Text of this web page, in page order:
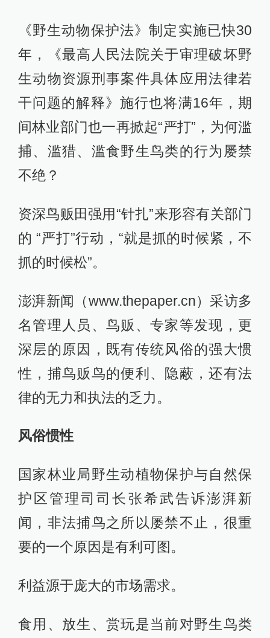
《野生动物保护法》制定实施已快30
年，《最高人民法院关于审理破坏野
生动物资源刑事案件具体应用法律若
干问题的解释》施行也将满16年，期
间林业部门也一再掀起“严打”，为何滥
捕、滥猎、滥食野生鸟类的行为屡禁
不绝？
资深鸟贩田强用“针扎”来形容有关部门
的 “严打”行动，“就是抓的时候紧，不
抓的时候松”。
澎湃新闻（www.thepaper.cn）采访多
名管理人员、鸟贩、专家等发现，更
深层的原因，既有传统风俗的强大惯
性，捕鸟贩鸟的便利、隐蔽，还有法
律的无力和执法的乏力。
风俗惯性
国家林业局野生动植物保护与自然保
护区管理司司长张希武告诉澎湃新
闻，非法捕鸟之所以屡禁不止，很重
要的一个原因是有利可图。
利益源于庞大的市场需求。
食用、放生、赏玩是当前对野生鸟类